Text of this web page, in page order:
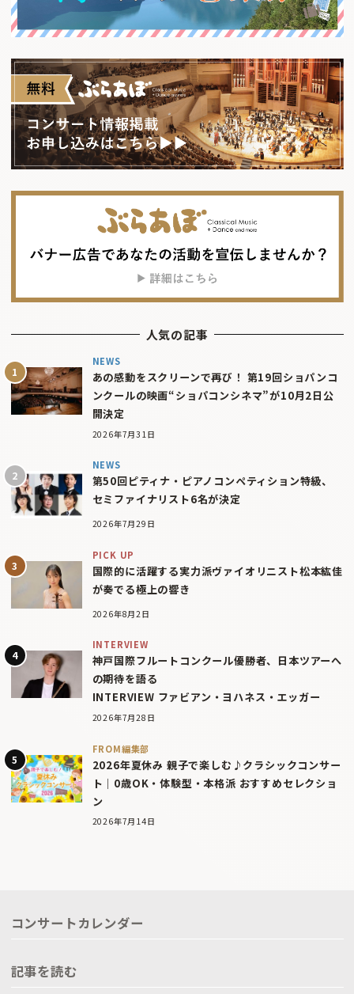
人気の記事
NEWS
あの感動をスクリーンで再び！ 第19回ショパンコ
ンクールの映画“ショパコンシネマ”が10月2日公
開決定
2026年7月31日
NEWS
第50回ピティナ・ピアノコンペティション特級、
セミファイナリスト6名が決定
2026年7月29日
PICK UP
国際的に活躍する実力派ヴァイオリニスト松本紘佳
が奏でる極上の響き
2026年8月2日
INTERVIEW
神戸国際フルートコンクール優勝者、日本ツアーへ
の期待を語る
INTERVIEW ファビアン・ヨハネス・エッガー
2026年7月28日
FROM編集部
2026年夏休み 親子で楽しむ♪クラシックコンサー
ト｜0歳OK・体験型・本格派 おすすめセレクショ
ン
2026年7月14日
コンサートカレンダー
記事を読む